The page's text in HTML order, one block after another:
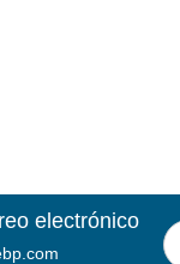
electrónico